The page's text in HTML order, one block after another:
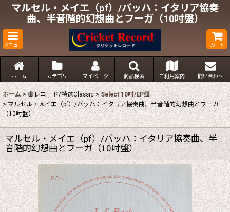
マルセル・メイエ（pf）/バッハ：イタリア協奏
曲、半音階的幻想曲とフーガ（10吋盤）
メニュー カート
ホーム カテゴリ マイページ 商品検索 ご利用案内 問い合わせ
ホーム > 🔴レコード/特選Classic > Select 10吋/EP盤
> マルセル・メイエ（pf）/バッハ：イタリア協奏曲、半音階的幻想曲とフーガ
（10吋盤）
マルセル・メイエ（pf）/バッハ：イタリア協奏曲、半
音階的幻想曲とフーガ（10吋盤）